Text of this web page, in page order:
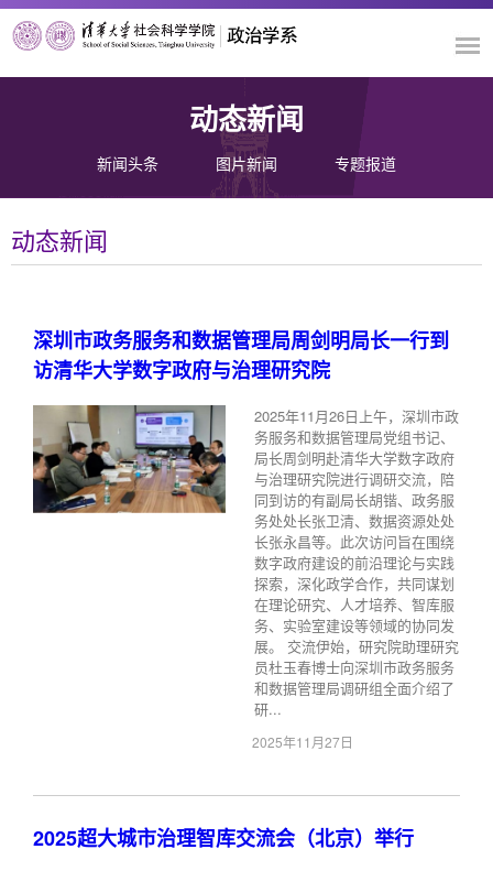
动态新闻
新闻头条 图片新闻 专题报道
动态新闻
深圳市政务服务和数据管理局周剑明局长一行到
访清华大学数字政府与治理研究院
2025年11月26日上午，深圳市政
务服务和数据管理局党组书记、
局长周剑明赴清华大学数字政府
与治理研究院进行调研交流，陪
同到访的有副局长胡锴、政务服
务处处长张卫清、数据资源处处
长张永昌等。此次访问旨在围绕
数字政府建设的前沿理论与实践
探索，深化政学合作，共同谋划
在理论研究、人才培养、智库服
务、实验室建设等领域的协同发
展。 交流伊始，研究院助理研究
员杜玉春博士向深圳市政务服务
和数据管理局调研组全面介绍了
研...
2025年11月27日
2025超大城市治理智库交流会（北京）举行